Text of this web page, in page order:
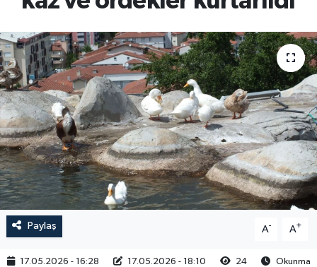
Paylaş A- A+
17.05.2026 - 16:28 17.05.2026 - 18:10 24
Okunma
SAĞLIK
KÜLTÜR-SANAT
YAŞAM
RESMİ İLAN
Tüm Manşetler
Son Dakika Haberleri
Haber Arşivi